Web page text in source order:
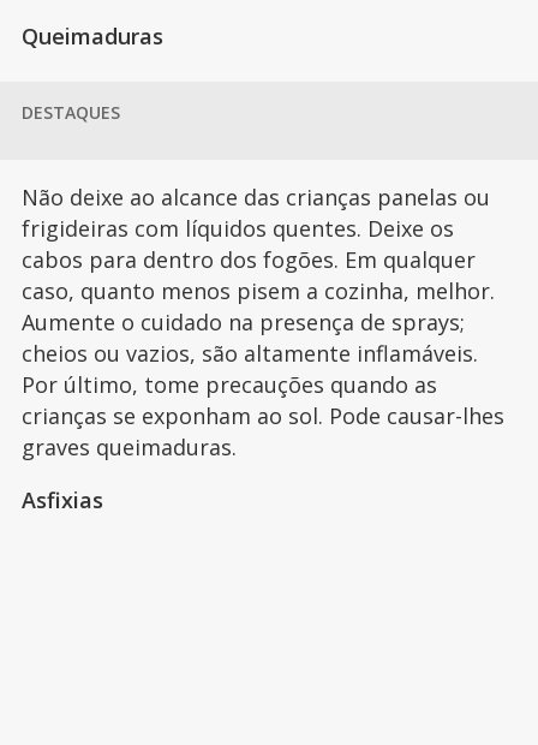
Queimaduras
DESTAQUES
Não deixe ao alcance das crianças panelas ou
frigideiras com líquidos quentes. Deixe os
cabos para dentro dos fogões. Em qualquer
caso, quanto menos pisem a cozinha, melhor.
Aumente o cuidado na presença de sprays;
cheios ou vazios, são altamente inflamáveis.
Por último, tome precauções quando as
crianças se exponham ao sol. Pode causar-lhes
graves queimaduras.
Asfixias